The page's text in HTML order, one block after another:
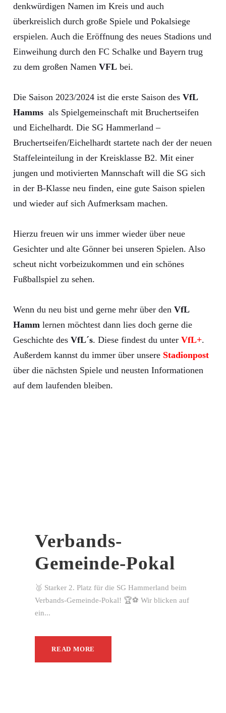
denkwürdigen Namen im Kreis und auch
überkreislich durch große Spiele und Pokalsiege
erspielen. Auch die Eröffnung des neues Stadions und
Einweihung durch den FC Schalke und Bayern trug
zu dem großen Namen VFL bei.
Die Saison 2023/2024 ist die erste Saison des VfL
Hamms als Spielgemeinschaft mit Bruchertseifen
und Eichelhardt. Die SG Hammerland –
Bruchertseifen/Eichelhardt startete nach der der neuen
Staffeleinteilung in der Kreisklasse B2. Mit einer
jungen und motivierten Mannschaft will die SG sich
in der B-Klasse neu finden, eine gute Saison spielen
und wieder auf sich Aufmerksam machen.
Hierzu freuen wir uns immer wieder über neue
Gesichter und alte Gönner bei unseren Spielen. Also
scheut nicht vorbeizukommen und ein schönes
Fußballspiel zu sehen.
Wenn du neu bist und gerne mehr über den VfL
Hamm lernen möchtest dann lies doch gerne die
Geschichte des VfL´s. Diese findest du unter VfL+.
Außerdem kannst du immer über unsere Stadionpost
über die nächsten Spiele und neusten Informationen
auf dem laufenden bleiben.
Verbands-
Gemeinde-Pokal
🥈 Starker 2. Platz für die SG Hammerland beim
Verbands-Gemeinde-Pokal! 🏆⚽ Wir blicken auf
ein...
READ MORE